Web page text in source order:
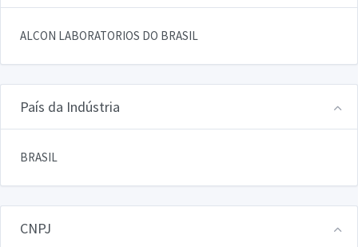
ALCON LABORATORIOS DO BRASIL
País da Indústria
BRASIL
CNPJ